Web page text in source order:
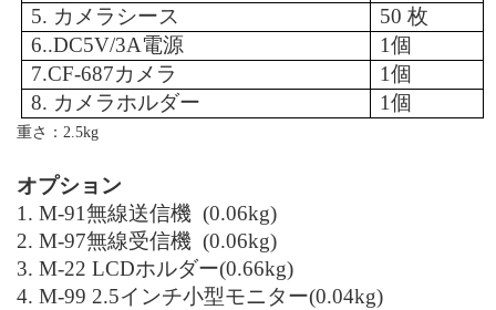
5. カメラシース 50 枚
6..DC5V/3A電源 1個
7.CF-687カメラ 1個
8. カメラホルダー 1個
重さ：2.5kg
オプション
1. M-91無線送信機 (0.06kg)
2. M-97無線受信機 (0.06kg)
3. M-22 LCDホルダー(0.66kg)
4. M-99 2.5インチ小型モニター(0.04kg)